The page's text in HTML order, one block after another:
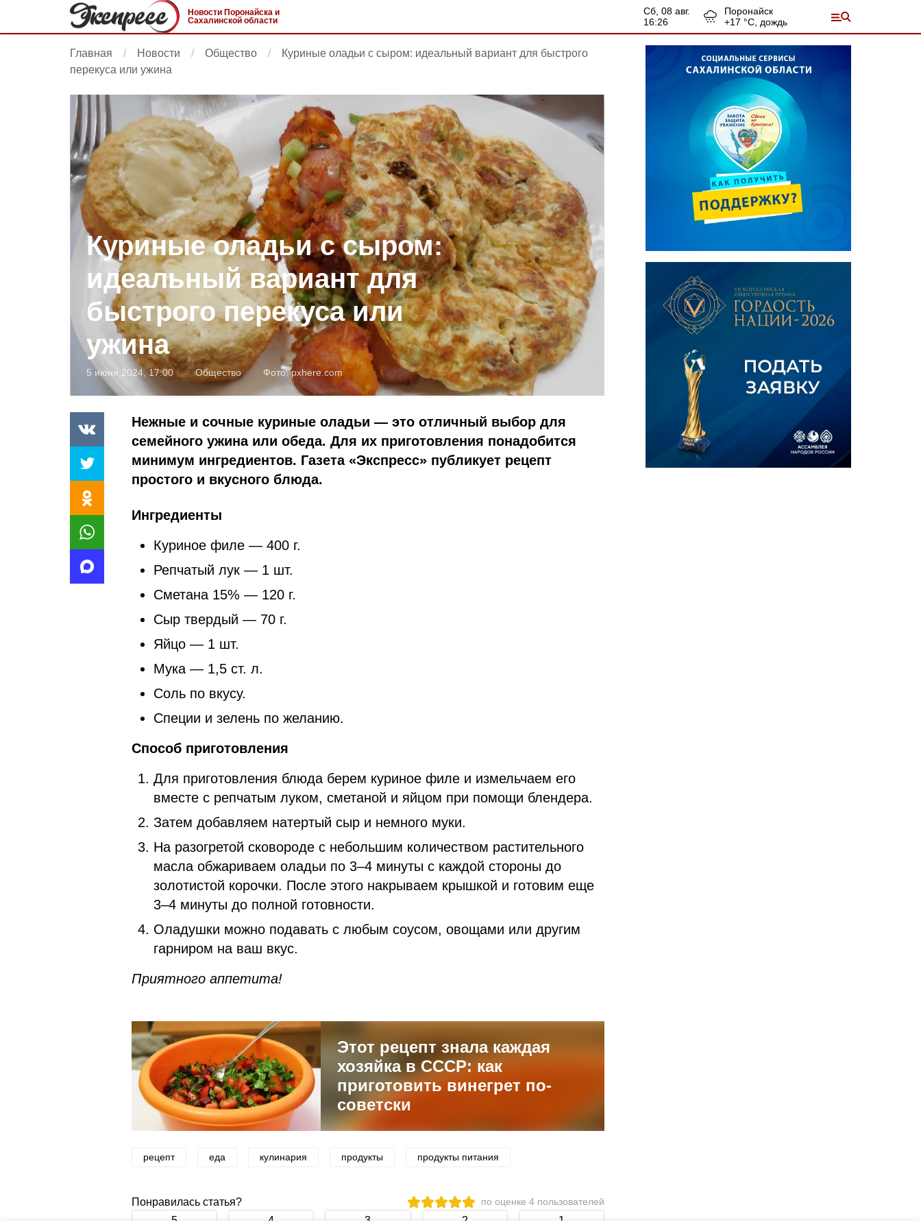
Новости Поронайска и
Сахалинской области
сб, 08 авг.
16:26
Поронайск
+17 °С, дождь
Главная Новости Общество
Куриные оладьи с сыром: идеальный вариант для быстрого
перекуса или ужина
Куриные оладьи с сыром:
идеальный вариант для
быстрого перекуса или
ужина
5 июня 2024, 17:00 Общество Фото:pxhere.com
Нежные и сочные куриные оладьи — это отличный выбор для
семейного ужина или обеда. Для их приготовления понадобится
минимум ингредиентов. Газета «Экспресс» публикует рецепт
простого и вкусного блюда.
Ингредиенты
Куриное филе — 400 г.
Репчатый лук — 1 шт.
Сметана 15% — 120 г.
Сыр твердый — 70 г.
Яйцо — 1 шт.
Мука — 1,5 ст. л.
Соль по вкусу.
Специи и зелень по желанию.
Способ приготовления
Для приготовления блюда берем куриное филе и измельчаем его
вместе с репчатым луком, сметаной и яйцом при помощи блендера.
Затем добавляем натертый сыр и немного муки.
На разогретой сковороде с небольшим количеством растительного
масла обжариваем оладьи по 3–4 минуты с каждой стороны до
золотистой корочки. После этого накрываем крышкой и готовим еще
3–4 минуты до полной готовности.
Оладушки можно подавать с любым соусом, овощами или другим
гарниром на ваш вкус.
Приятного аппетита!
Этот рецепт знала каждая
хозяйка в СССР: как
приготовить винегрет по-
советски
рецепт еда кулинария продукты продукты питания
Понравилась статья? по оценке 4 пользователей
5 4 3 2 1